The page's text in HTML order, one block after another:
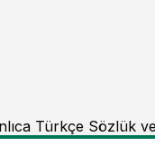
Türkçe Sözlük